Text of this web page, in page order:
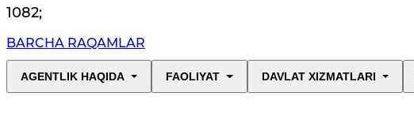
1082;
BARCHA RAQAMLAR
AGENTLIK HAQIDA FAOLIYAT DAVLAT XIZMATLARI